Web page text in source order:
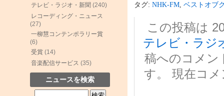
テレビ・ラジオ・新聞 (240)
レコーディング・ニュース
(27)
一柳慧コンテンポラリー賞
(6)
受賞 (14)
音楽配信サービス (35)
ニュースを検索
タグ: NHK-FM, ベストオブ
この投稿は
テレビ・ラジ
稿へのコメ
す。 現在コ